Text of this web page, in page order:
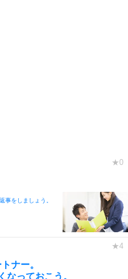
事をしましょう。
ナー。
なっておこう。